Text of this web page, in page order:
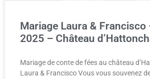
Mariage Laura & Francisco
2025 – Château
Mariage de conte de fées au château
Laura & Francisco Vous vous souvenez